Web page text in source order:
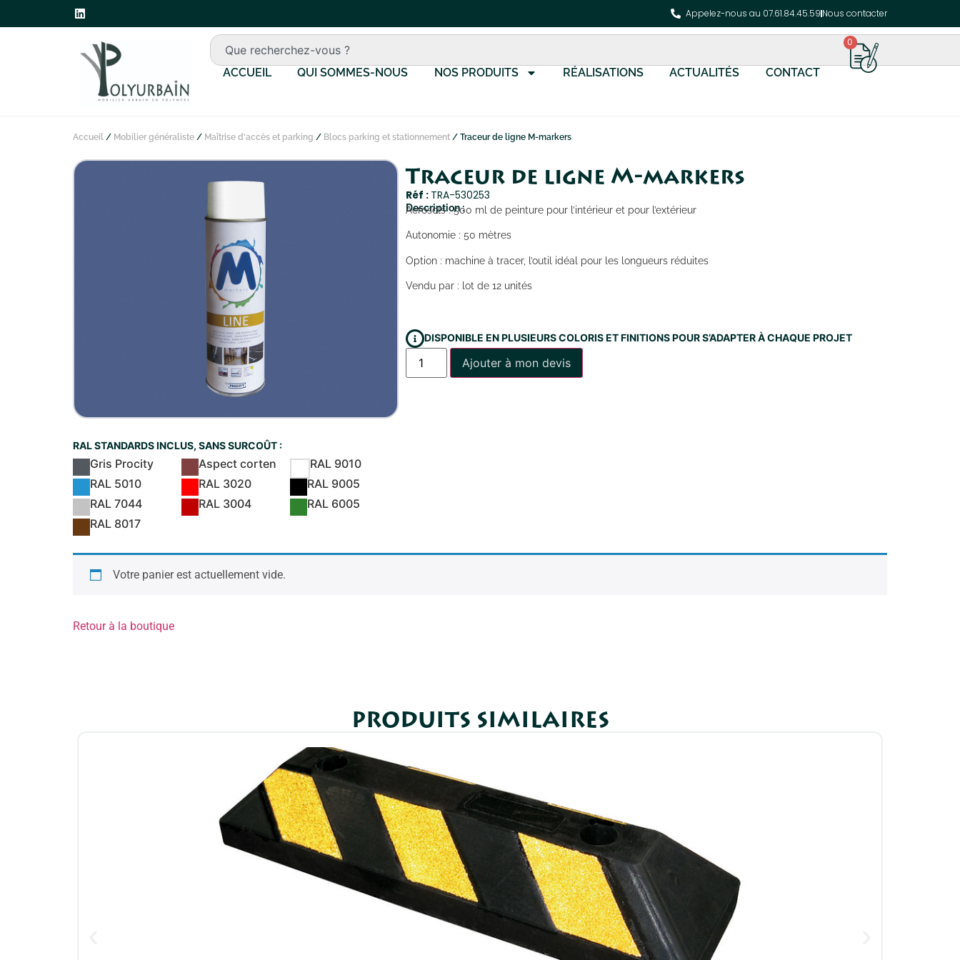
Appelez-nous au 07.61.84.45.59 Nous contacter
ACCUEIL QUI SOMMES-NOUS NOS PRODUITS RÉALISATIONS ACTUALITÉS CONTACT
0
Accueil / Mobilier généraliste / Maîtrise d'accès et parking / Blocs parking et stationnement / Traceur de ligne M-markers
RAL STANDARDS INCLUS, SANS SURCOÛT :
Gris Procity Aspect corten
RAL 9010
RAL 5010
RAL 3020
RAL 9005
RAL 7044
RAL 3004
RAL 6005
RAL 8017
Traceur de ligne M-markers
Réf : TRA-530253
Description :
Aérosols : 500 ml de peinture pour l’intérieur et pour l’extérieur
Autonomie : 50 mètres
Option : machine à tracer, l’outil idéal pour les longueurs réduites
Vendu par : lot de 12 unités
DISPONIBLE EN PLUSIEURS COLORIS ET FINITIONS POUR S’ADAPTER À CHAQUE PROJET
Ajouter à mon devis
Votre panier est actuellement vide.
Retour à la boutique
PRODUITS SIMILAIRES